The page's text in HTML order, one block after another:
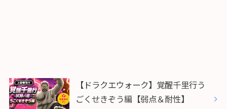
【ドラクエウォーク】覚醒千里行う
ごくせきぞう編【弱点＆耐性】